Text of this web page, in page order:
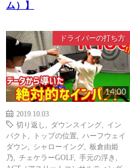
ム）】
ドライバーの打ち方
14:00
2019.10.03
切り返し
ダウンスイング
イン
パクト
トップの位置
ハーフウェイ
ダウン
シャローイング
板倉由姫
乃
チェケラーGOLF, 手元の浮き